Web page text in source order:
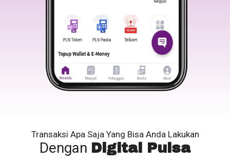
Transaksi Apa Saja Yang Bisa Anda Lakukan
Dengan Digital Pulsa